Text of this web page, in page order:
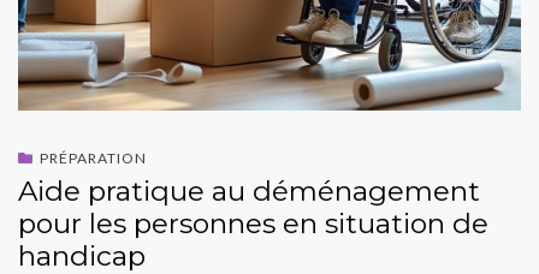
PRÉPARATION
Aide pratique au déménagement
pour les personnes en situation de
handicap